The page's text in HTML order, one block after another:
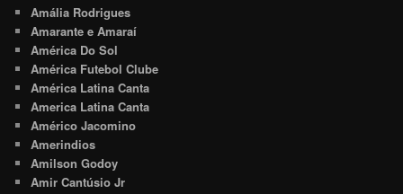
Amália Rodrigues
Amarante e Amaraí
América Do Sol
América Futebol Clube
América Latina Canta
America Latina Canta
Américo Jacomino
Amerindios
Amilson Godoy
Amir Cantúsio Jr